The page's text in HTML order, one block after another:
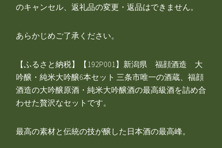
のキャンセル、返礼品の変更・返品はできません。
あらかじめご了承ください。
【ふるさと納税】【192P001】新潟県 福顔酒造 大
吟醸・純米大吟醸6本セット 三条市唯一の酒蔵、福顔
酒造の大吟醸原酒・純米大吟醸酒の最高級酒を詰め合
わせた贅沢なセットです。
最高の素材と伝統の技が醸した日本酒の最高峰。